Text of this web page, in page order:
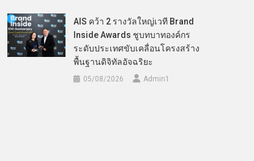
AIS คว้า 2 รางวัลใหญ่เวที Brand
Inside Awards ชูบทบาทองค์กร
ระดับประเทศขับเคลื่อนโครงสร้าง
พื้นฐานดิจิทัลอัจฉริยะ
05/08/2026 Admin​1